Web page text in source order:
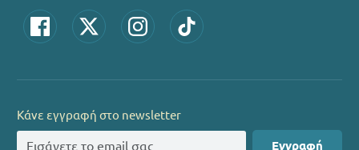
Κάνε εγγραφή στο newsletter
Εγγραφή